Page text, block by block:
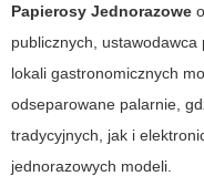
Papierosy Jednorazowe
publicznych, ustawodawca
lokali gastronomicznych
odseparowane palarnie,
tradycyjnych, jak i
jednorazowych modeli.